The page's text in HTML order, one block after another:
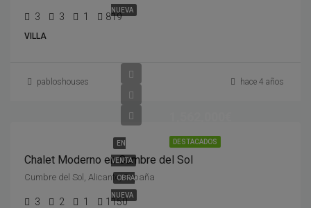
NUEVA
3 3 1 819
VILLA
pabloshouses hace 4 años
DESTACADOS
EN
VENTA
OBRA
NUEVA
Chalet Moderno en Cumbre del Sol
Cumbre del Sol, Alicante, España
3 2 1 1150